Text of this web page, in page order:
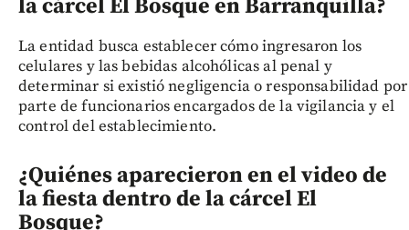
la cárcel El Bosque en Barranquilla?
La entidad busca establecer cómo ingresaron los
celulares y las bebidas alcohólicas al penal y
determinar si existió negligencia o responsabilidad por
parte de funcionarios encargados de la vigilancia y el
control del establecimiento.
¿Quiénes aparecieron en el video de
la fiesta dentro de la cárcel El
Bosque?